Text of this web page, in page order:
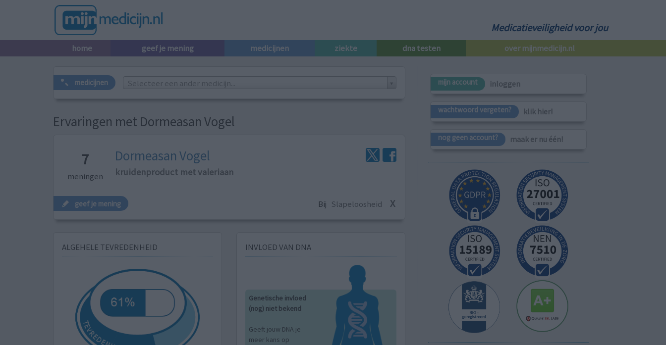
Medicatieveiligheid voor jou
home geef je mening medicijnen ziekte dna testen over mijnmedicijn.nl
medicijnen Selecteer een ander medicijn...
Ervaringen met Dormeasan Vogel
7
meningen
Dormeasan Vogel
kruidenproduct met valeriaan
geef je mening Bij Slapeloosheid X
ALGEHELE TEVREDENHEID INVLOED VAN DNA
Genetische invloed
(nog) niet bekend
Geeft jouw DNA je
meer kans op
mijn account inloggen
wachtwoord vergeten? klik hier!
nog geen account? maak er nu één!